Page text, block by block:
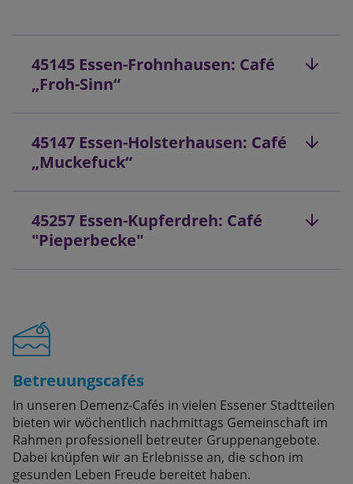
45145 Essen-Frohnhausen: Café
„Froh-Sinn“
45147 Essen-Holsterhausen: Café
„Muckefuck“
45257 Essen-Kupferdreh: Café
"Pieperbecke"
Betreuungscafés
In unseren Demenz-Cafés in vielen Essener Stadtteilen
bieten wir wöchentlich nachmittags Gemeinschaft im
Rahmen professionell betreuter Gruppenangebote.
Dabei knüpfen wir an Erlebnisse an, die schon im
gesunden Leben Freude bereitet haben.